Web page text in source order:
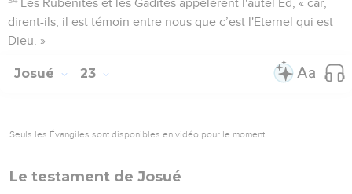
Les Rubénites et les Gadites appelèrent l'autel Ed, « car,
dirent-ils, il est témoin entre nous que c’est l'Eternel qui est
Dieu. »
Josué 23
Seuls les Évangiles sont disponibles en vidéo pour le moment.
Le testament de Josué